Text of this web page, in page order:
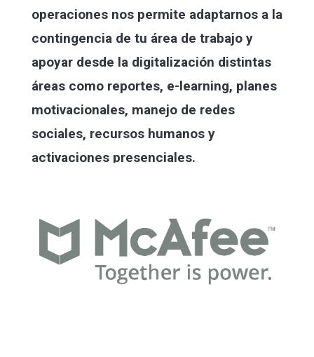
operaciones nos permite adaptarnos a la
contingencia de tu área de trabajo y
apoyar desde la digitalización distintas
áreas como reportes, e-learning, planes
motivacionales, manejo de redes
sociales, recursos humanos y
activaciones presenciales.